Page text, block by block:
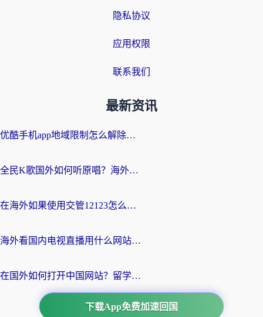
隐私协议
应用权限
联系我们
最新资讯
优酷手机app地域限制怎么解除？海外党亲测有效的追剧方案
全民K歌国外如何听原唱？海外党亲测有效的回国加速器选择指南
在海外如果使用交管12123怎么处理？留学生亲测有效的回国加速方案
海外看国内电视直播用什么网站比较好？一篇解决你所有追剧难题的实用指南
在国外如何打开中国网站？留学生与海外华人的无缝访问指南
下载App免费加速回国